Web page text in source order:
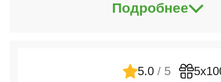
Подробнее
5.0 / 5